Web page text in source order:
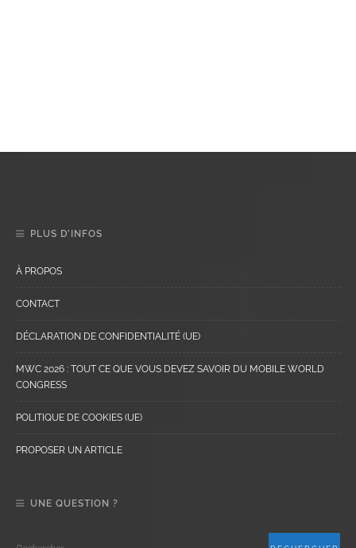
PLUS D’INFOS
À PROPOS
CONTACT
DÉCLARATION DE CONFIDENTIALITÉ (UE)
MWC 2026 : TOUT CE QUE VOUS DEVEZ SAVOIR DU MOBILE WORLD
CONGRESS
POLITIQUE DE COOKIES (UE)
PROPOSER UN ARTICLE
UNE QUESTION ?